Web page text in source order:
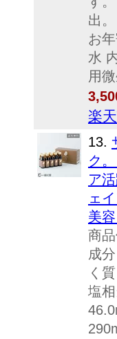
出
お
水
用
楽
13.
ク
ア
ェ
美
商
成
く
塩